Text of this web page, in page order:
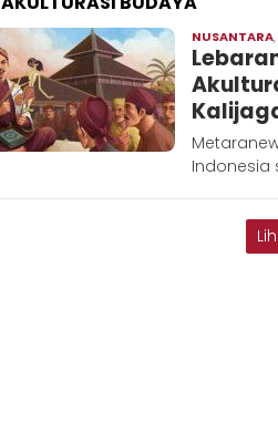
NUSANTARA,
Indonesia